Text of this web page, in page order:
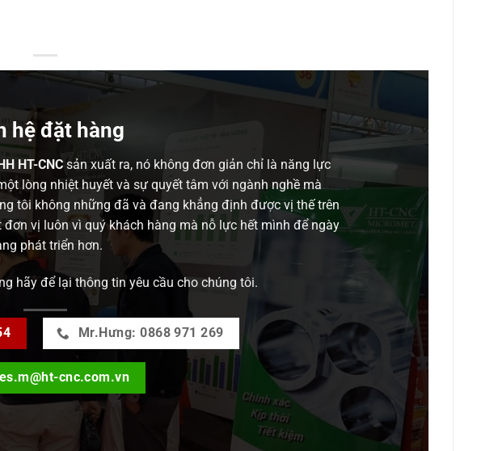
hệ đặt hàng
HT-CNCsản xuất ra, nó không đơn giản chỉ là năng lực
lòng nhiệt huyết và sự quyết tâm với ngành nghề mà
tôi không những đã và đang khẳng định được vị thế trên
vị luôn vì quý khách hàng mà nỗ lực hết mình để ngày
phát triển hơn.
hãy để lại thông tin yêu cầu cho chúng tôi.
Mr.Hưng: 0868 971 269
cnc.com.vn